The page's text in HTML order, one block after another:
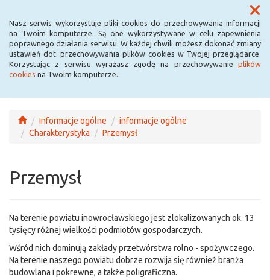
Nasz serwis wykorzystuje pliki cookies do przechowywania informacji
na Twoim komputerze. Są one wykorzystywane w celu zapewnienia
poprawnego działania serwisu. W każdej chwili możesz dokonać zmiany
ustawień dot. przechowywania plików cookies w Twojej przeglądarce.
Korzystając z serwisu wyrażasz zgodę na przechowywanie plików
cookies na Twoim komputerze.
Menu
Informacje ogólne
informacje ogólne
Charakterystyka
Przemysł
Przemysł
Na terenie powiatu inowrocławskiego jest zlokalizowanych ok. 13
tysięcy różnej wielkości podmiotów gospodarczych.
Wśród nich dominują zakłady przetwórstwa rolno - spożywczego.
Na terenie naszego powiatu dobrze rozwija się również branża
budowlana i pokrewne, a także poligraficzna.